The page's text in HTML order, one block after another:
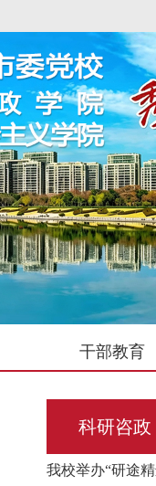
干部教育
科研咨政
我校举办“研途